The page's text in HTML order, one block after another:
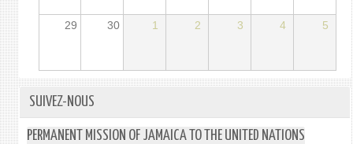
29 30 1 2 3 4 5
SUIVEZ-NOUS
PERMANENT MISSION OF JAMAICA TO THE UNITED NATIONS